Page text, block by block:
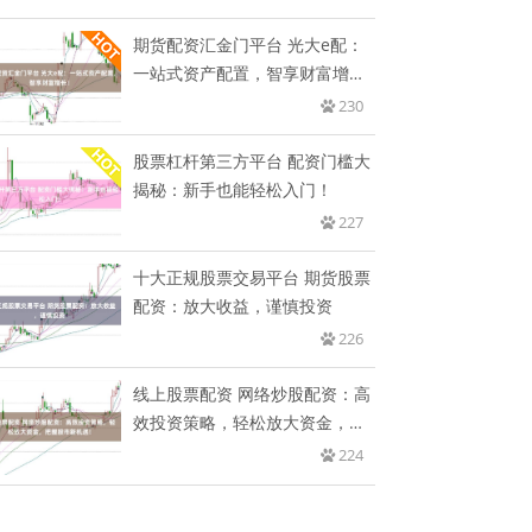
期货配资汇金门平台 光大e配：
一站式资产配置，智享财富增
230
股票杠杆第三方平台 配资门槛大
揭秘：新手也能轻松入门！
227
十大正规股票交易平台 期货股票
配资：放大收益，谨慎投资
226
线上股票配资 网络炒股配资：高
效投资策略，轻松放大资金，把
224